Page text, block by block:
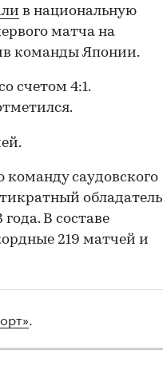
в национальную
матча на
команды Японии.
счетом 4:1.
саудовского
обладатель
В составе
219 матчей и